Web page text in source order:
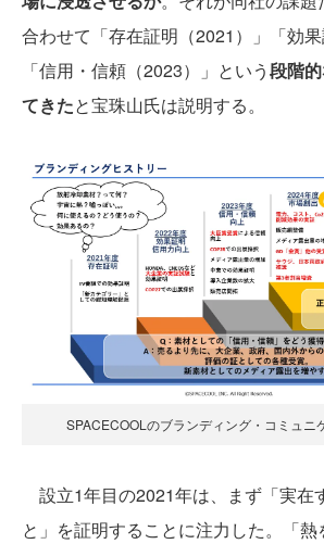
合わせて「存在証明（2021）」「効果
「信用・信頼（2023）」という段階
てきたと宝珠山氏は説明する。
SPACECOOLのブランディング・コミュニ
設立1年目の2021年は、まず「実在
と」を証明することに注力した。「熱